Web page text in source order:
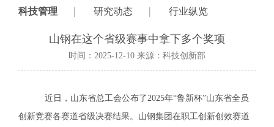
科技管理 | 研究动态 | 行业纵览
山钢在这个省级赛事中拿下多个奖项
时间：2025-12-10 来源：科技创新部
近日，山东省总工会公布了2025年“鲁新杯”山东省全员
创新竞赛各赛道省级决赛结果。山钢集团在职工创新创效赛道